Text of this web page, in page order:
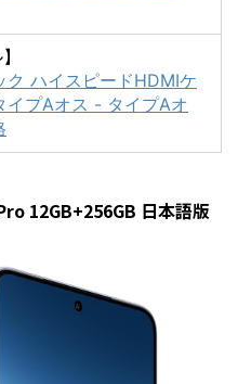
ハイスピードHDMIケ
イプAオス - タイプAオ
12GB+256GB 日本語版